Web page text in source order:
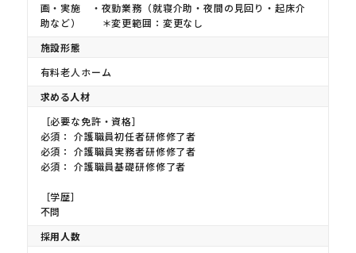
画・実施 ・夜勤業務（就寝介助・夜間の見回り・起床介
助など） ＊変更範囲：変更なし
施設形態
有料老人ホーム
求める人材
［必要な免許・資格］
必須： 介護職員初任者研修修了者
必須： 介護職員実務者研修修了者
必須： 介護職員基礎研修修了者
［学歴］
不問
採用人数